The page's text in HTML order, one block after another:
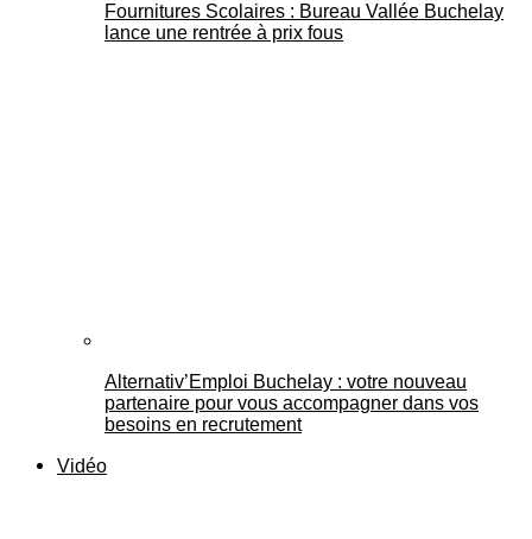
Fournitures Scolaires : Bureau Vallée Buchelay
lance une rentrée à prix fous
Alternativ’Emploi Buchelay : votre nouveau
partenaire pour vous accompagner dans vos
besoins en recrutement
Vidéo